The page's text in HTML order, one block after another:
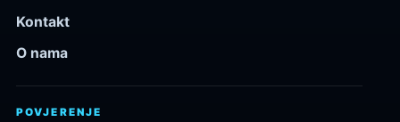
Kontakt
O nama
POVJERENJE